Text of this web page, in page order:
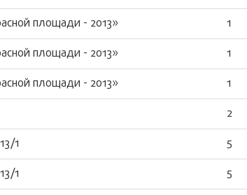
площади - 2013»
1
площади - 2013»
1
площади - 2013»
1
2
1
5
1
5